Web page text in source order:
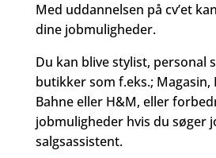
Med uddannelsen på cv’et
dine jobmuligheder.
Du kan blive stylist, personal
butikker som f.eks.; Magasin,
Bahne eller H&M, eller
jobmuligheder hvis du søger
salgsassistent.